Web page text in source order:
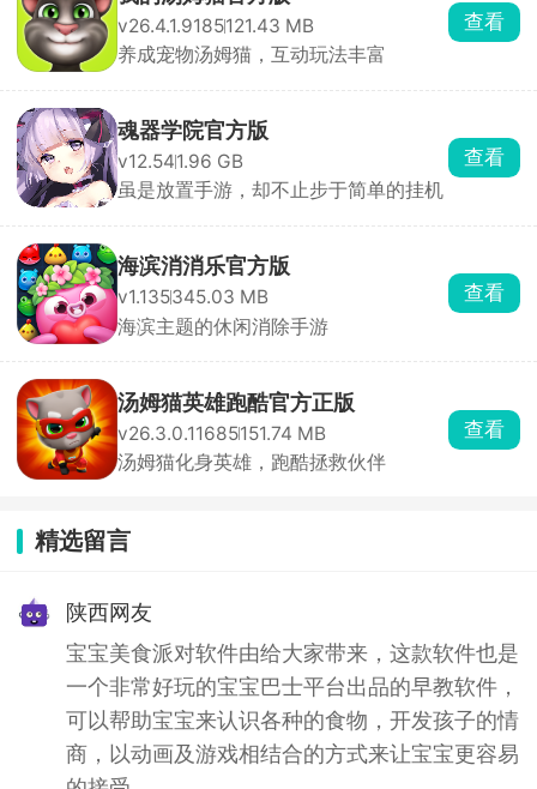
v26.4.1.9185121.43 MB
养成宠物汤姆猫，互动玩法丰富
查看
魂器学院官方版
v12.541.96 GB
虽是放置手游，却不止步于简单的挂机
查看
海滨消消乐官方版
v1.135345.03 MB
海滨主题的休闲消除手游
查看
汤姆猫英雄跑酷官方正版
v26.3.0.11685151.74 MB
汤姆猫化身英雄，跑酷拯救伙伴
查看
精选留言
陕西网友
宝宝美食派对软件由给大家带来，这款软件也是
一个非常好玩的宝宝巴士平台出品的早教软件，
可以帮助宝宝来认识各种的食物，开发孩子的情
商，以动画及游戏相结合的方式来让宝宝更容易